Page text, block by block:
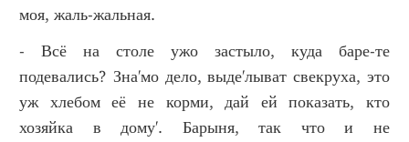
моя, жаль-жальная.
- Всё на столе ужо застыло, куда баре-те
подевались? Зна'мо дело, выде'лыват свекруха, это
уж хлебом её не корми, дай ей показать, кто
хозяйка в дому'. Барыня, так что и не